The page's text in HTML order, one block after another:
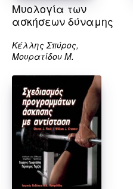
Μυολογία των
ασκήσεων δύναμης
Κέλλης Σπύρος,
Μουρατίδου Μ.